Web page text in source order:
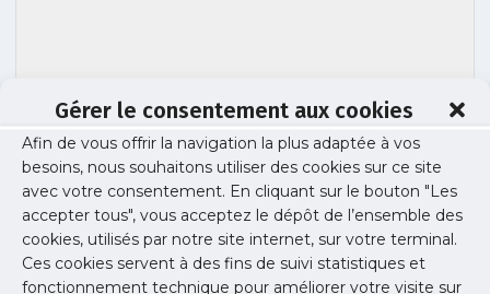
Gérer le consentement aux cookies
Afin de vous offrir la navigation la plus adaptée à vos
besoins, nous souhaitons utiliser des cookies sur ce site
avec votre consentement. En cliquant sur le bouton "Les
accepter tous", vous acceptez le dépôt de l’ensemble des
cookies, utilisés par notre site internet, sur votre terminal.
Ces cookies servent à des fins de suivi statistiques et
fonctionnement technique pour améliorer votre visite sur
RESULTATS – BAROMETRE 2024 VF
Publié le :6 mars 2025